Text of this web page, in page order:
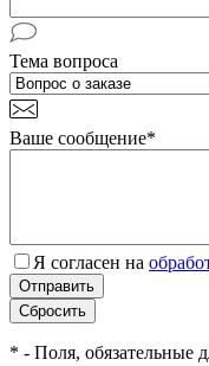
Тема вопроса
Ваше сообщение*
Я согласен на
* - Поля, обязательные